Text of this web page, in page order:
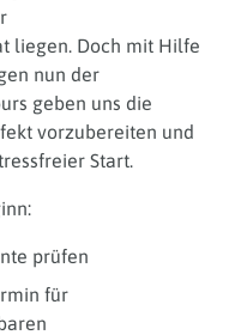
liegen. Doch mit Hilfe
nun der
geben uns die
vorzubereiten und
Start.
prüfen
für